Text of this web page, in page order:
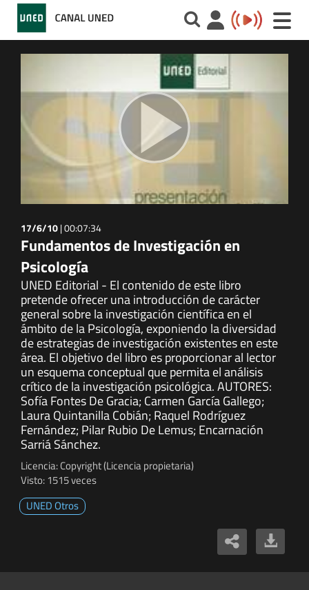
Toggle
17/6/10|00:07:34
Fundamentos de Investigación en
Psicología
UNED Editorial - El contenido de este libro
pretende ofrecer una introducción de carácter
general sobre la investigación científica en el
ámbito de la Psicología, exponiendo la diversidad
de estrategias de investigación existentes en este
área. El objetivo del libro es proporcionar al lector
un esquema conceptual que permita el análisis
crítico de la investigación psicológica. AUTORES:
Sofía Fontes De Gracia; Carmen García Gallego;
Laura Quintanilla Cobián; Raquel Rodríguez
Fernández; Pilar Rubio De Lemus; Encarnación
Sarriá Sánchez.
Licencia: Copyright (Licencia propietaria)
Visto: 1515 veces
UNED Otros